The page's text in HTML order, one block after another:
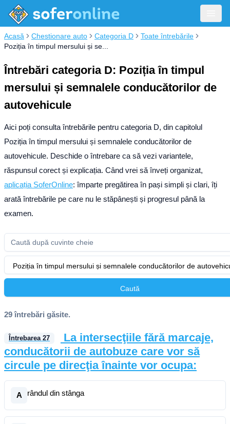
Acasă Chestionare auto Categoria D
Toate întrebările
Poziția în timpul mersului și se...
Întrebări categoria D: Poziția în timpul
mersului și semnalele conducătorilor de
autovehicule
Aici poți consulta întrebările pentru categoria D, din capitolul
Poziția în timpul mersului și semnalele conducătorilor de
autovehicule. Deschide o întrebare ca să vezi variantele,
răspunsul corect și explicația. Când vrei să înveți organizat,
aplicația SoferOnline: împarte pregătirea în pași simpli și clari, îți
arată întrebările pe care nu le stăpânești și progresul până la
examen.
Poziția în timpul mersului și semnalele conducătorilor de
Caută
29 întrebări găsite.
Întrebarea 27
La intersecţiile fără marcaje,
conducătorii de autobuze care vor să
circule pe direcţia înainte vor ocupa:
A rândul din stânga